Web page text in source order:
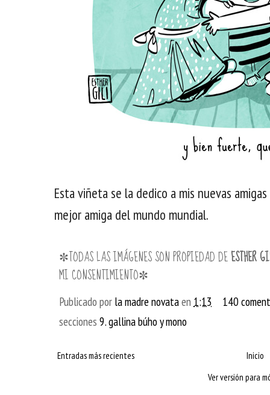
Esta viñeta se la dedico a mis nuevas
mejor amiga del mundo mundial.
✼TODAS LAS IMÁGENES SON PROPIEDAD DEESTHER
MI CONSENTIMIENTO✼
Publicado por la madre novataen 1:13
140
secciones 9. gallina búho y mono
Entradas más recientes
Inicio
Ver versión para